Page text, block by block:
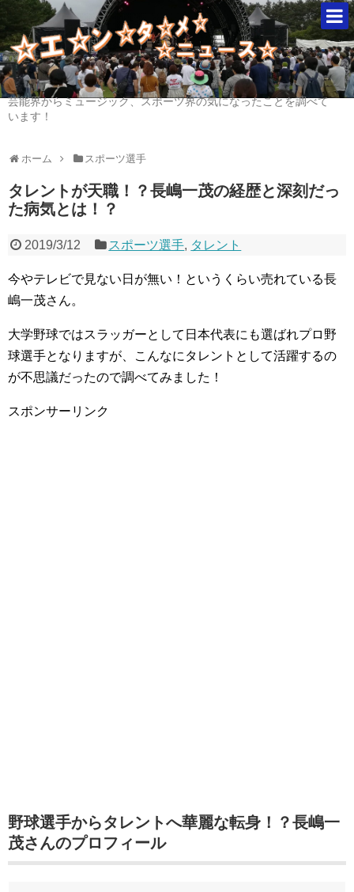
芸能界からミュージック、スポーツ界の気になったことを調べて
います！
ホーム スポーツ選手
タレントが天職！？長嶋一茂の経歴と深刻だっ
た病気とは！？
2019/3/12 スポーツ選手, タレント
今やテレビで見ない日が無い！というくらい売れている長
嶋一茂さん。
大学野球ではスラッガーとして日本代表にも選ばれプロ野
球選手となりますが、こんなにタレントとして活躍するの
が不思議だったので調べてみました！
スポンサーリンク
野球選手からタレントへ華麗な転身！？長嶋一
茂さんのプロフィール